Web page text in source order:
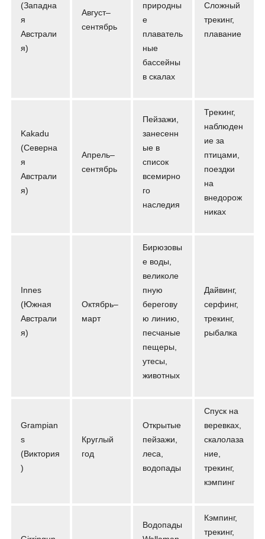
(Западна
я
Австрали
я)
Август–
сентябрь
природны
е
плаватель
ные
бассейны
в скалах
Сложный
трекинг,
плавание
Kakadu
(Северна
я
Австрали
я)
Апрель–
сентябрь
Пейзажи,
занесенн
ые в
список
всемирно
го
наследия
Трекинг,
наблюден
ие за
птицами,
поездки
на
внедорож
никах
Innes
(Южная
Австрали
я)
Октябрь–
март
Бирюзовы
е воды,
великоле
пную
берегову
ю линию,
песчаные
пещеры,
утесы,
животных
Дайвинг,
серфинг,
трекинг,
рыбалка
Grampian
s
(Виктория
)
Круглый
год
Открытые
пейзажи,
леса,
водопады
Спуск на
веревках,
скалолаза
ние,
трекинг,
кэмпинг
Водопады
Кэмпинг,
трекинг,